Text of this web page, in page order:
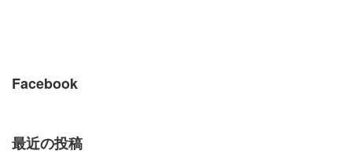
Facebook
最近の投稿